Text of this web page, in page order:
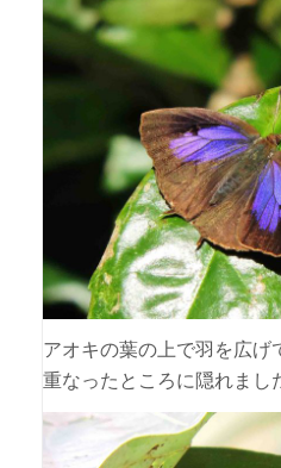
アオキの葉の上で羽を広げ
重なったところに隠れまし